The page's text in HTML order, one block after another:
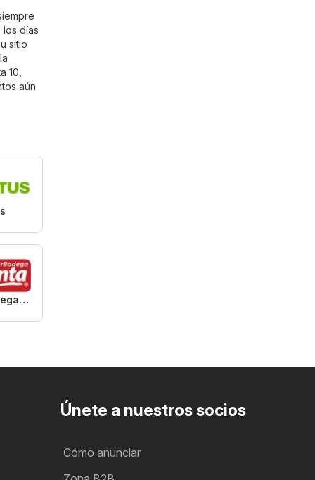
días
sitio
10
aún
Super Bodega aCuenta
Únete a nuestros socios
Cómo anunciar